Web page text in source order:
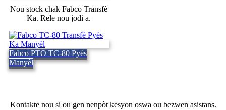
Nou stock chak Fabco Transfè
Ka. Rele nou jodi a.
Fabco PTO TC-80 Pyès
Manyèl
Kontakte nou si ou gen nenpòt kesyon oswa ou bezwen asistans.